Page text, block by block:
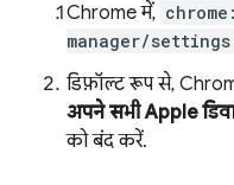
Chrome में,
manager/settings
डिफ़ॉल्ट रूप से,
अपने सभी Apple
को बंद करें.